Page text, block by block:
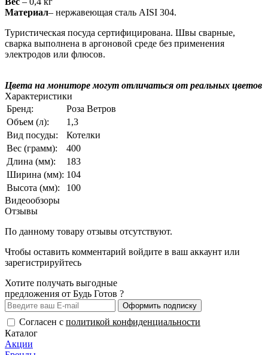
Материал– нержавеющая сталь AISI 304.
Туристическая посуда сертифицирована. Швы сварные,
сварка выполнена в аргоновой среде без применения
электродов или флюсов.
Цвета на мониторе могут отличаться от реальных цветов
Характеристики
Бренд:
Роза Ветров
Объем (л):
1,3
Вид посуды:
Котелки
Вес (грамм):
400
Длина (мм):
183
Ширина (мм): 104
Высота (мм):
100
Видеообзоры
Отзывы
По данному товару отзывы отсутствуют.
Чтобы оставить комментарий войдите в ваш аккаунт или
зарегистрируйтесь
Хотите получать выгодные
предложения от Будь Готов ?
Оформить подписку
Согласен с политикой конфиденциальности
Каталог
Акции